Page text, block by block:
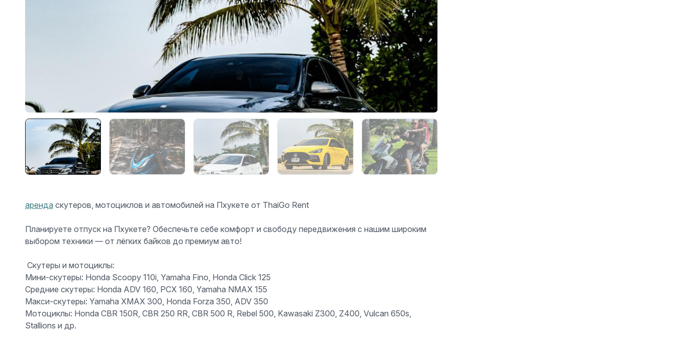
аренда скутеров, мотоциклов и автомобилей на Пхукете от ThaiGo Rent ️
Планируете отпуск на Пхукете? Обеспечьте себе комфорт и свободу передвижения с нашим широким
выбором техники — от лёгких байков до премиум авто!
️ Скутеры и мотоциклы:
Мини-скутеры: Honda Scoopy 110i, Yamaha Fino, Honda Click 125
Средние скутеры: Honda ADV 160, PCX 160, Yamaha NMAX 155
Макси-скутеры: Yamaha XMAX 300, Honda Forza 350, ADV 350
Мотоциклы: Honda CBR 150R, CBR 250 RR, CBR 500 R, Rebel 500, Kawasaki Z300, Z400, Vulcan 650s,
Stallions и др.